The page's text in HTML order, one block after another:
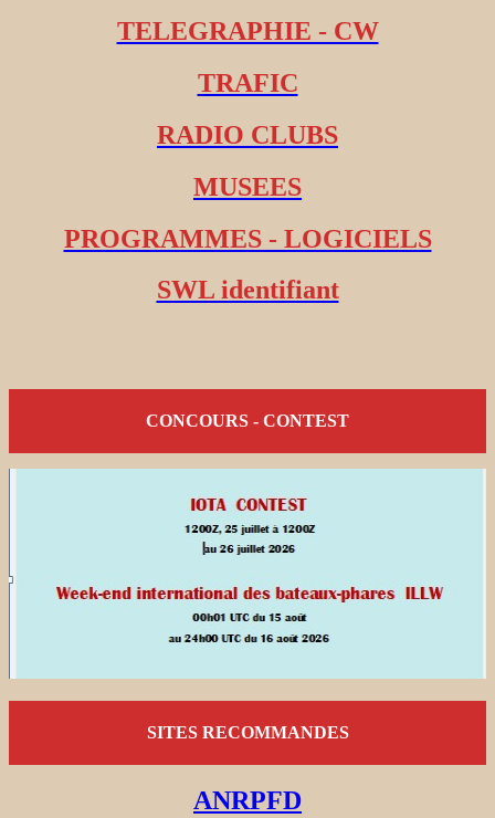
TELEGRAPHIE - CW
TRAFIC
RADIO CLUBS
MUSEES
PROGRAMMES - LOGICIELS
SWL identifiant
CONCOURS - CONTEST
SITES RECOMMANDES
ANRPFD